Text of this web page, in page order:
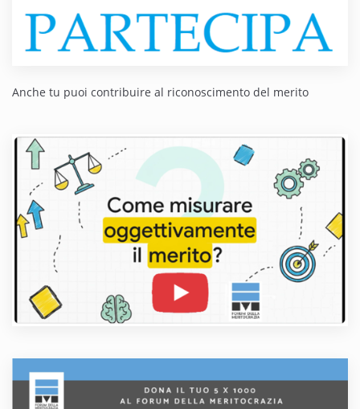
Anche tu puoi contribuire al riconoscimento del merito